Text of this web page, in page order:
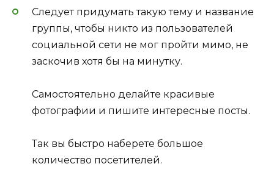
Следует придумать такую тему и название
группы, чтобы никто из пользователей
социальной сети не мог пройти мимо, не
заскочив хотя бы на минутку.
Самостоятельно делайте красивые
фотографии и пишите интересные посты.
Так вы быстро наберете большое
количество посетителей.